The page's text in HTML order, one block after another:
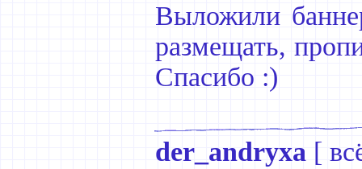
Выложили
размещать,
Спасибо :)
der_andryxa [